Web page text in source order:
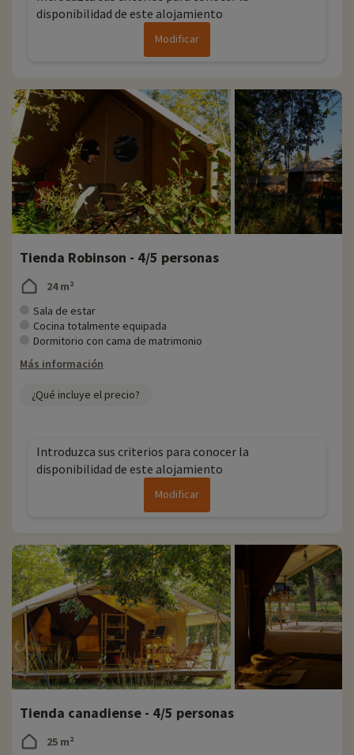
disponibilidad de este alojamiento
Modificar
Tienda Robinson - 4/5 personas
24 m²
Sala de estar
Cocina totalmente equipada
Dormitorio con cama de matrimonio
Más información
¿Qué incluye el precio?
Introduzca sus criterios para conocer la
disponibilidad de este alojamiento
Modificar
Tienda canadiense - 4/5 personas
25 m²